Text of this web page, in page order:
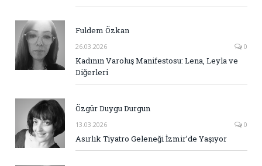
Fuldem Özkan
26.03.2026 0
Kadının Varoluş Manifestosu: Lena, Leyla ve
Diğerleri
Özgür Duygu Durgun
13.03.2026 0
Asırlık Tiyatro Geleneği İzmir’de Yaşıyor